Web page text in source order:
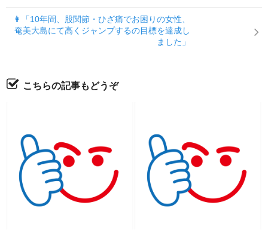
👩「10年間、股関節・ひざ痛でお困りの女性、
奄美大島にて高くジャンプするの目標を達成し
ました」
こちらの記事もどうぞ